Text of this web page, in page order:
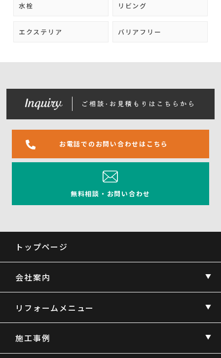
水栓 リビング
エクステリア バリアフリー
お電話でのお問い合わせはこちら
無料相談・お問い合わせ
トップページ
会社案内
リフォームメニュー
施工事例